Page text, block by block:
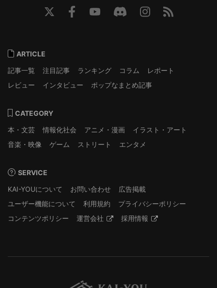
ARTICLE
記事一覧
注目記事 ランキング コラム
レポート
レビュー
インタビュー ポップなまとめ記事
CATEGORY
本・文芸
情報化社会 アニメ・漫画
イラスト・アート
音楽・映像
ゲーム ストリート エンタメ
SERVICE
KAI-YOUについて
お問い合わせ
広告掲載
ユーザー機能について
利用規約
プライバシーポリシー
コンテンツポリシー
運営会社 採用情報